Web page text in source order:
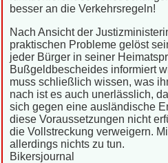
besser an die Verkehrsregeln!
Nach Ansicht der
praktischen Probleme gelöst
jeder Bürger in seiner
Bußgeldbescheides informiert
muss schließlich wissen, was
nach ist es auch unerlässlich,
sich gegen eine ausländische
diese Voraussetzungen nicht
die Vollstreckung verweigern.
allerdings nichts zu tun.
Bikersjournal